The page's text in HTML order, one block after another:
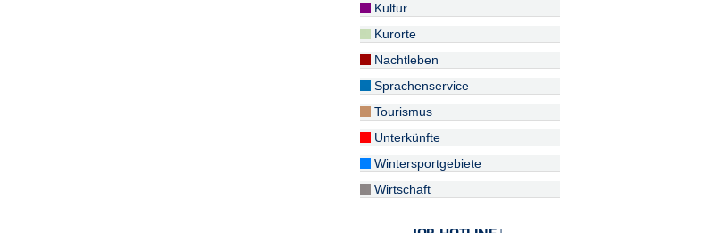
Kultur
Kurorte
Nachtleben
Sprachenservice
Tourismus
Unterkünfte
Wintersportgebiete
Wirtschaft